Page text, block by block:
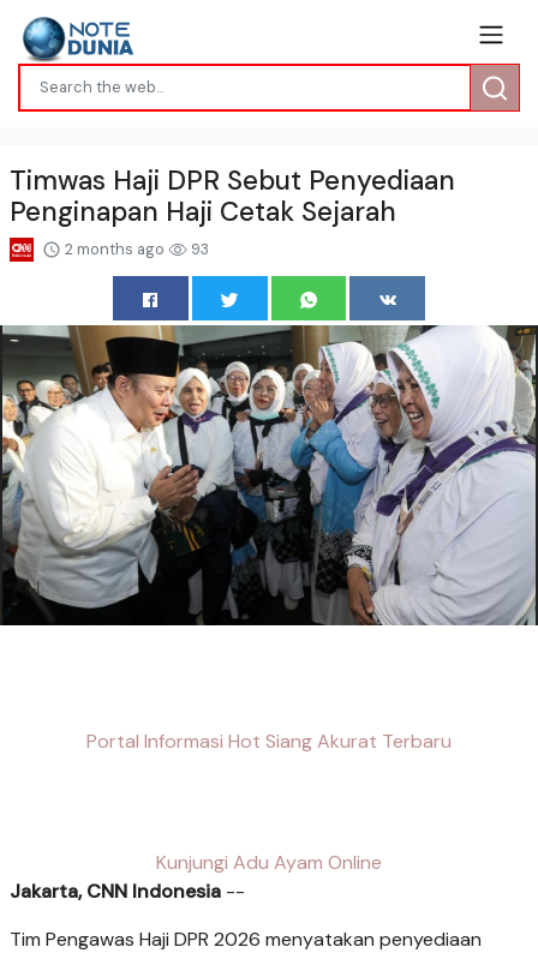
Timwas Haji DPR Sebut Penyediaan
Penginapan Haji Cetak Sejarah
2 months ago 93
Portal Informasi Hot Siang Akurat Terbaru
Kunjungi Adu Ayam Online
Jakarta, CNN Indonesia --
Tim Pengawas Haji DPR 2026 menyatakan penyediaan